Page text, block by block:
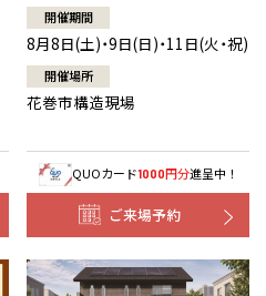
開催期間
8月8日(土)・9日(日)・11日(火・祝)
開催場所
花巻市構造現場
QUOカード1000円分進呈中！
ご来場予約